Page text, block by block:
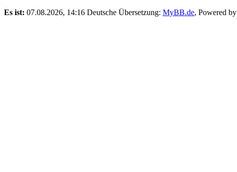
Es ist: 07.08.2026, 14:16 Deutsche Übersetzung: MyBB.de, Powered by